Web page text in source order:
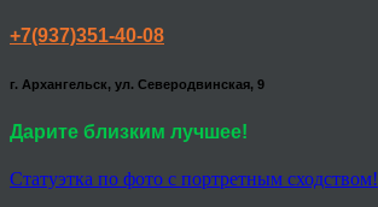
+7(937)351-40-08
г. Архангельск, ул. Северодвинская, 9
Дарите близким лучшее!
Статуэтка по фото с портретным сходством!